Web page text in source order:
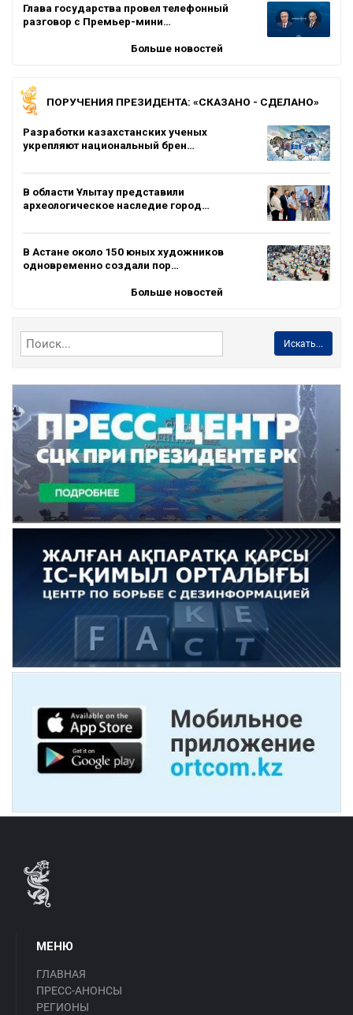
Глава государства провел телефонный
разговор с Премьер-мини…
Больше новостей
ПОРУЧЕНИЯ ПРЕЗИДЕНТА: «СКАЗАНО - СДЕЛАНО»
Разработки казахстанских ученых
укрепляют национальный брен…
В области Ұлытау представили
археологическое наследие город…
В Астане около 150 юных художников
одновременно создали пор…
Больше новостей
Искать...
МЕНЮ
ГЛАВНАЯ
ПРЕСС-АНОНСЫ
РЕГИОНЫ